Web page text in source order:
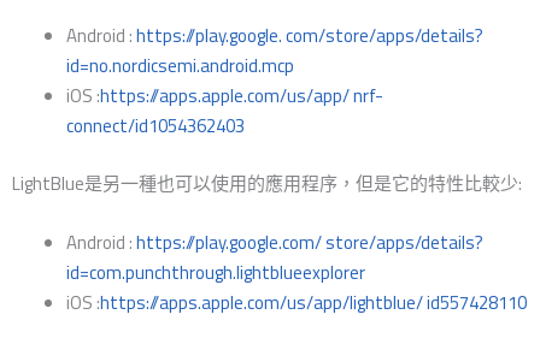
Android :https://play.google. com/store/apps/details?
id=no.nordicsemi.android.mcp
iOS :https://apps.apple.com/us/app/ nrf-
connect/id1054362403
LightBlue是另一種也可以使用的應用程序，但是它的特性比較少:
Android :https://play.google.com/ store/apps/details?
id=com.punchthrough.lightblueexplorer
iOS :https://apps.apple.com/us/app/lightblue/ id557428110